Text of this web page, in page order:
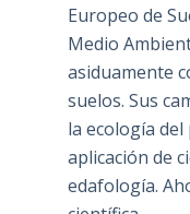
Europeo de
Medio
asiduamente
suelos. Sus
la ecología
aplicación de
edafología.